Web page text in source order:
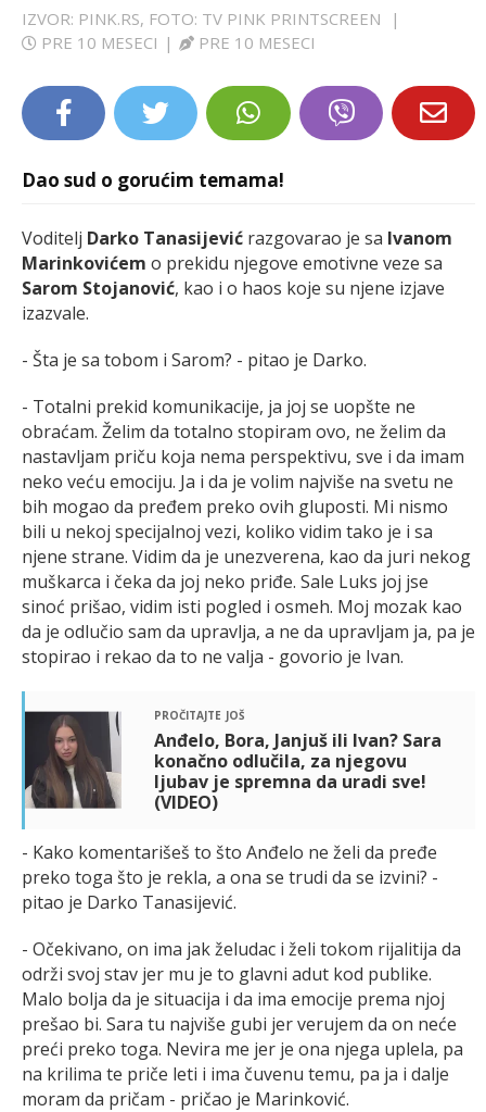
IZVOR: PINK.RS, FOTO: TV PINK PRINTSCREEN
|
PRE 10 MESECI | PRE 10 MESECI
Dao sud o gorućim temama!
Voditelj Darko Tanasijević razgovarao je sa Ivanom
Marinkovićem o prekidu njegove emotivne veze sa
Sarom Stojanović, kao i o haos koje su njene izjave
izazvale.
- Šta je sa tobom i Sarom? - pitao je Darko.
- Totalni prekid komunikacije, ja joj se uopšte ne
obraćam. Želim da totalno stopiram ovo, ne želim da
nastavljam priču koja nema perspektivu, sve i da imam
neko veću emociju. Ja i da je volim najviše na svetu ne
bih mogao da pređem preko ovih gluposti. Mi nismo
bili u nekoj specijalnoj vezi, koliko vidim tako je i sa
njene strane. Vidim da je unezverena, kao da juri nekog
muškarca i čeka da joj neko priđe. Sale Luks joj jse
sinoć prišao, vidim isti pogled i osmeh. Moj mozak kao
da je odlučio sam da upravlja, a ne da upravljam ja, pa je
stopirao i rekao da to ne valja - govorio je Ivan.
pročitajte još
Anđelo, Bora, Janjuš ili Ivan? Sara
konačno odlučila, za njegovu
ljubav je spremna da uradi sve!
(VIDEO)
- Kako komentarišeš to što Anđelo ne želi da pređe
preko toga što je rekla, a ona se trudi da se izvini? -
pitao je Darko Tanasijević.
- Očekivano, on ima jak želudac i želi tokom rijalitija da
održi svoj stav jer mu je to glavni adut kod publike.
Malo bolja da je situacija i da ima emocije prema njoj
prešao bi. Sara tu najviše gubi jer verujem da on neće
preći preko toga. Nevira me jer je ona njega uplela, pa
na krilima te priče leti i ima čuvenu temu, pa ja i dalje
moram da pričam - pričao je Marinković.